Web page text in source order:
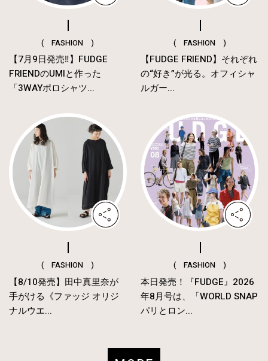
( FASHION )
【7月9日発売‼︎】FUDGE
FRIENDのUMIと作った
「3WAYポロシャツ...
( FASHION )
【FUDGE FRIEND】それぞれ
の“好き”が光る。オフィシャ
ルガー...
( FASHION )
【8/10発売】田中真里奈が
手がける《ファッジ オリジ
ナルウエ...
( FASHION )
本日発売！『FUDGE』2026
年8月号は、「WORLD SNAP
パリとロン...